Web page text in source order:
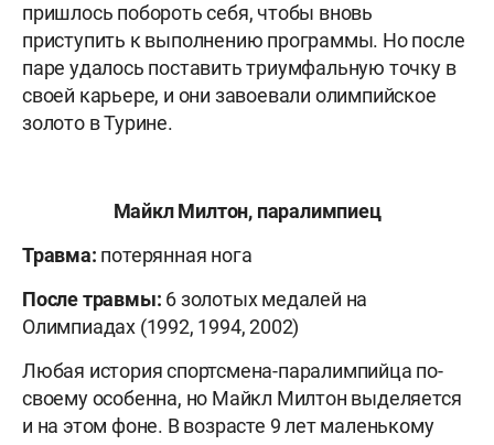
пришлось побороть себя, чтобы вновь
приступить к выполнению программы. Но после
паре удалось поставить триумфальную точку в
своей карьере, и они завоевали олимпийское
золото в Турине.
Майкл Милтон, паралимпиец
Травма: потерянная нога
После травмы: 6 золотых медалей на
Олимпиадах (1992, 1994, 2002)
Любая история спортсмена-паралимпийца по-
своему особенна, но Майкл Милтон выделяется
и на этом фоне. В возрасте 9 лет маленькому